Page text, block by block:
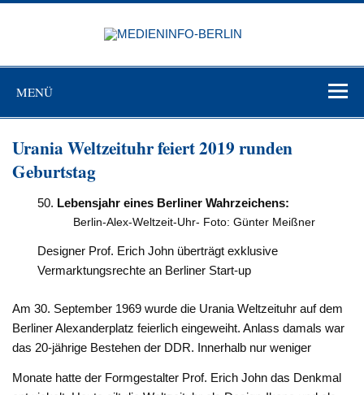
Zum
MENÜ
Urania Weltzeituhr feiert 2019 runden
Geburtstag
Lebensjahr eines Berliner Wahrzeichens:
Berlin-Alex-Weltzeit-Uhr- Foto: Günter Meißner
Designer Prof. Erich John überträgt exklusive
Vermarktungsrechte an Berliner Start-up
Am 30. September 1969 wurde die Urania Weltzeituhr auf dem
Berliner Alexanderplatz feierlich eingeweiht. Anlass damals war
das 20-jährige Bestehen der DDR. Innerhalb nur weniger
Monate hatte der Formgestalter Prof. Erich John das Denkmal